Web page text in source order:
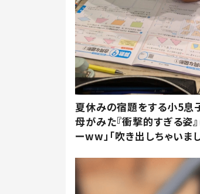
夏休みの宿題をする小5息
母がみた『衝撃的すぎる姿
ーww」「吹き出しちゃいま